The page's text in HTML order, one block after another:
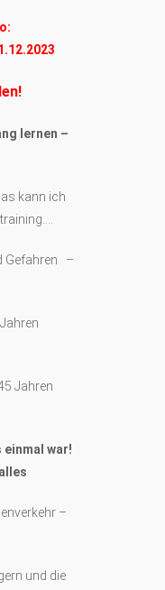
lernen –
kann ich
Gefahren –
Jahren
einmal war!
–
und die